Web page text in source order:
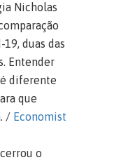
Nicholas
duas das
Entender
é diferente
que
/ Economist
o